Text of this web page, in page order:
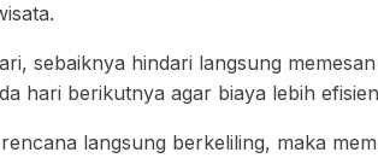
sebaiknya hindari langsung
hari berikutnya agar biaya lebih
langsung berkeliling, maka